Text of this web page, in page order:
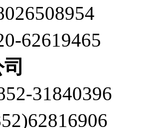
62619465
31840396